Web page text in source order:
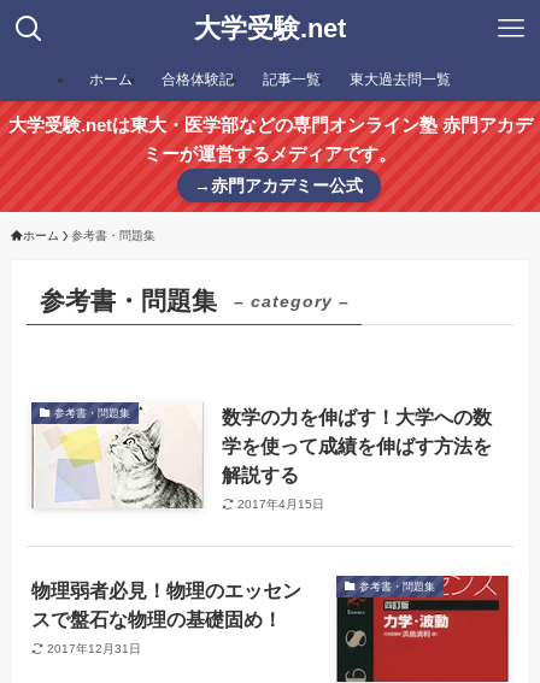
大学受験.net
ホーム 合格体験記 記事一覧 東大過去問一覧
大学受験.netは東大・医学部などの専門オンライン塾 赤門アカデ
ミーが運営するメディアです。
→赤門アカデミー公式
ホーム 参考書・問題集
参考書・問題集 – category –
参考書・問題集
数学の力を伸ばす！大学への数
学を使って成績を伸ばす方法を
解説する
2017年4月15日
参考書・問題集
物理弱者必見！物理のエッセン
スで盤石な物理の基礎固め！
2017年12月31日